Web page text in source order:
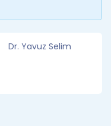
Dr. Yavuz Selim